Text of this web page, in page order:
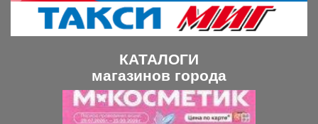
КАТАЛОГИ
магазинов города